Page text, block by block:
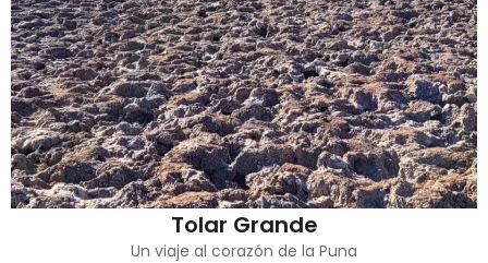
Tolar Grande
Un viaje al corazón de la Puna